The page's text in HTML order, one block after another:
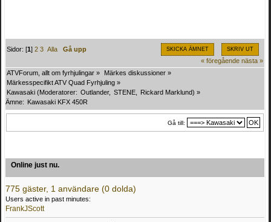
SKICKA ÄMNET SKRIV UT
Sidor: [1]2 3 Alla
Gå upp
« föregående nästa »
ATVForum, allt om fyrhjulingar » Märkes diskussioner »
Märkesspecifikt ATV Quad Fyrhjuling »
Kawasaki (Moderatorer: Outlander, STENE Rickard Marklund) »
Ämne: Kawasaki KFX 450R
Gå till:
Online just nu.
775 gäster, 1 användare (0 dolda)
Users active in past minutes:
FrankJScott